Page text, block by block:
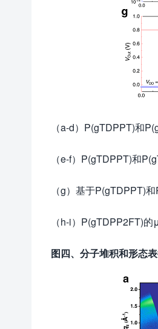
（a-d）P(gTDPPT)和
（e-f）P(gTDPPT)和
（g）基于P(gTDPPT)
（h-i）P(gTDPP2FT)
图四、 分子堆积和形态